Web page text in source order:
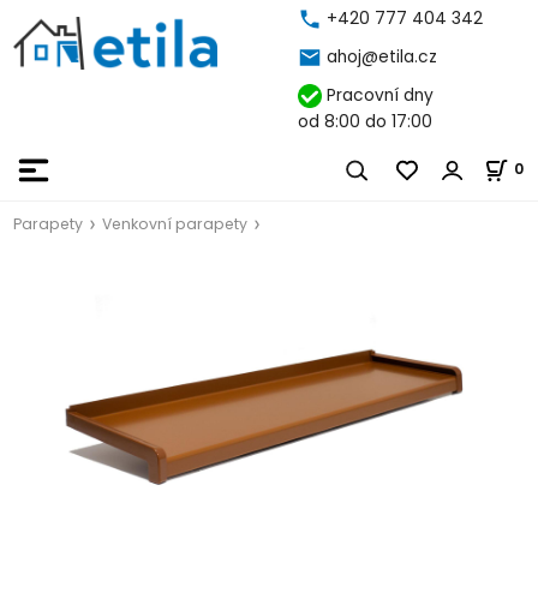
+420 777 404 342
ahoj@etila.cz
Pracovní dny
od 8:00 do 17:00
0
Parapety Venkovní parapety